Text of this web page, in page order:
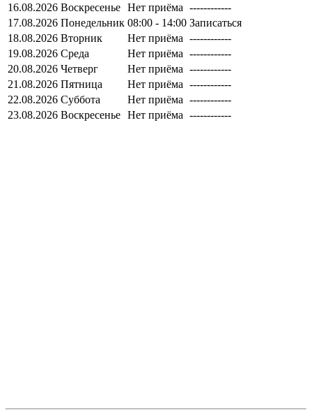
16.08.2026 Воскресенье Нет приёма ------------
17.08.2026 Понедельник 08:00 - 14:00 Записаться
18.08.2026 Вторник Нет приёма ------------
19.08.2026 Среда Нет приёма ------------
20.08.2026 Четверг Нет приёма ------------
21.08.2026 Пятница Нет приёма ------------
22.08.2026 Суббота Нет приёма ------------
23.08.2026 Воскресенье Нет приёма ------------